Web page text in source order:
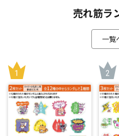
売れ筋ラ
一覧